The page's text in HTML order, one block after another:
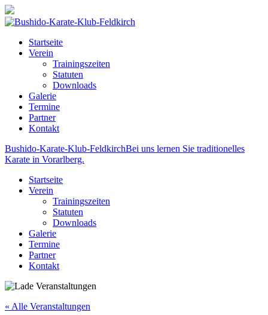
Startseite
Verein
Trainingszeiten
Statuten
Downloads
Galerie
Termine
Partner
Kontakt
Bushido-Karate-Klub-FeldkirchBei uns lernen Sie traditionelles
Karate in Vorarlberg.
Startseite
Verein
Trainingszeiten
Statuten
Downloads
Galerie
Termine
Partner
Kontakt
« Alle Veranstaltungen